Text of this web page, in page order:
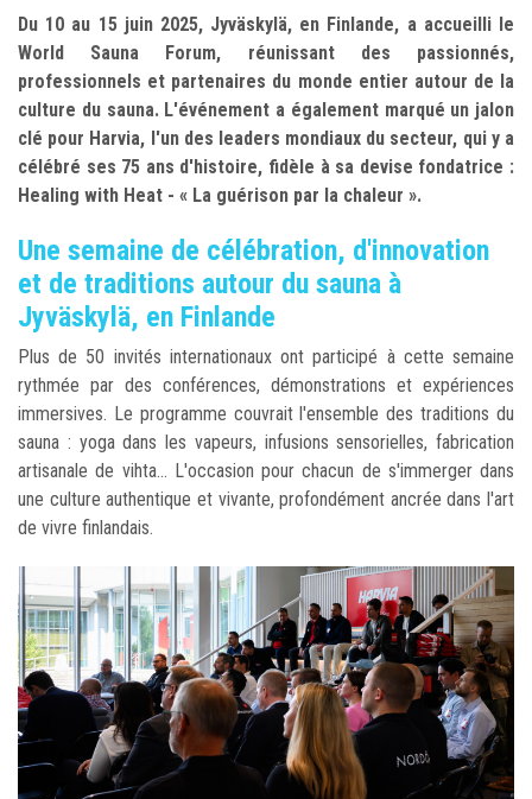
Du 10 au 15 juin 2025, Jyväskylä, en Finlande, a accueilli le
World Sauna Forum, réunissant des passionnés,
professionnels et partenaires du monde entier autour de la
culture du sauna. L'événement a également marqué un jalon
clé pour Harvia, l'un des leaders mondiaux du secteur, qui y a
célébré ses 75 ans d'histoire, fidèle à sa devise fondatrice :
Healing with Heat - « La guérison par la chaleur ».
Une semaine de célébration, d'innovation
et de traditions autour du sauna à
Jyväskylä, en Finlande
Plus de 50 invités internationaux ont participé à cette semaine
rythmée par des conférences, démonstrations et expériences
immersives. Le programme couvrait l'ensemble des traditions du
sauna : yoga dans les vapeurs, infusions sensorielles, fabrication
artisanale de vihta... L'occasion pour chacun de s'immerger dans
une culture authentique et vivante, profondément ancrée dans l'art
de vivre finlandais.